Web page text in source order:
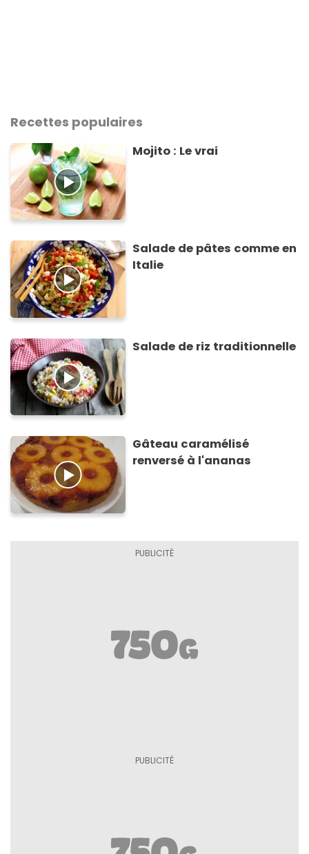
Recettes populaires
Mojito : Le vrai
Salade de pâtes comme en
Italie
Salade de riz traditionnelle
Gâteau caramélisé
renversé à l'ananas